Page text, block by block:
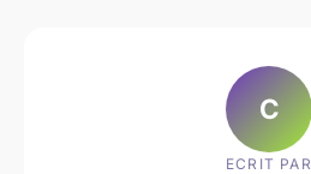
C
ECRIT PAR